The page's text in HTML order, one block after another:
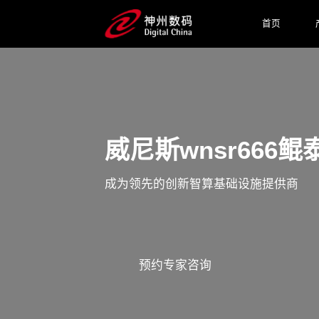
首页
威尼斯wnsr666鲲
成为领先的创新智算基础设施提供商
预约专家咨询